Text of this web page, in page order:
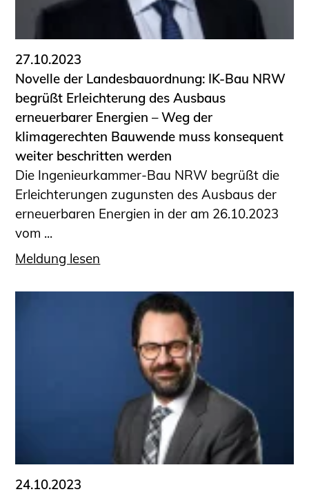
27.10.2023
Novelle der Landesbauordnung: IK-Bau NRW
begrüßt Erleichterung des Ausbaus
erneuerbarer Energien – Weg der
klimagerechten Bauwende muss konsequent
weiter beschritten werden
Die Ingenieurkammer-Bau NRW begrüßt die
Erleichterungen zugunsten des Ausbaus der
erneuerbaren Energien in der am 26.10.2023
vom ...
Meldung lesen
24.10.2023